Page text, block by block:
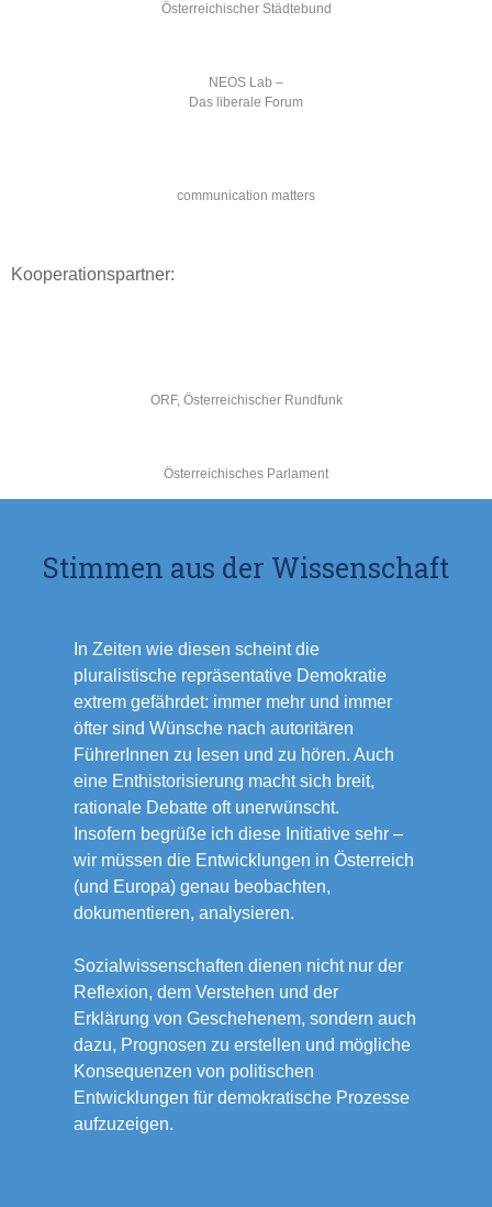
Österreichischer Städtebund
NEOS Lab –
Das liberale Forum
communication matters
Kooperationspartner:
ORF, Österreichischer Rundfunk
Österreichisches Parlament
Stimmen aus der Wissenschaft
In Zeiten wie diesen scheint die
pluralistische repräsentative Demokratie
extrem gefährdet: immer mehr und immer
öfter sind Wünsche nach autoritären
FührerInnen zu lesen und zu hören. Auch
eine Enthistorisierung macht sich breit,
rationale Debatte oft unerwünscht.
Insofern begrüße ich diese Initiative sehr –
wir müssen die Entwicklungen in Österreich
(und Europa) genau beobachten,
dokumentieren, analysieren.
Sozialwissenschaften dienen nicht nur der
Reflexion, dem Verstehen und der
Erklärung von Geschehenem, sondern auch
dazu, Prognosen zu erstellen und mögliche
Konsequenzen von politischen
Entwicklungen für demokratische Prozesse
aufzuzeigen.